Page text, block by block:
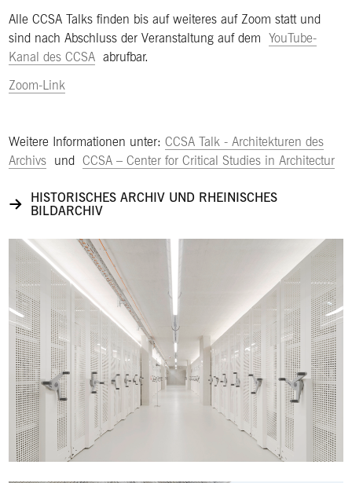
Alle CCSA Talks finden bis auf weiteres auf Zoom statt und
sind nach Abschluss der Veranstaltung auf demYouTube-
Kanal des CCSA abrufbar.
Zoom-Link
Weitere Informationen unter:CCSA Talk - Architekturen des
Archivs undCCSA – Center for Critical Studies in Architectur
HISTORISCHES ARCHIV UND RHEINISCHES
BILDARCHIV